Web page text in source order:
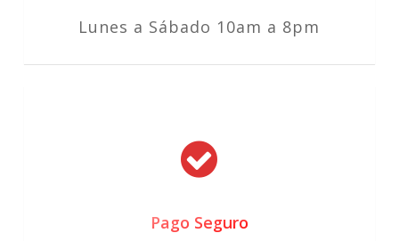
Lunes a Sábado 10am a 8pm
Pago Seguro